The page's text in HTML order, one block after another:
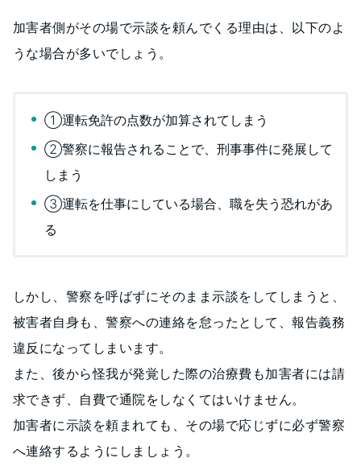
加害者側がその場で示談を頼んでくる理由は、以下のよ
うな場合が多いでしょう。
①運転免許の点数が加算されてしまう
②警察に報告されることで、刑事事件に発展して
しまう
③運転を仕事にしている場合、職を失う恐れがあ
る
しかし、警察を呼ばずにそのまま示談をしてしまうと、
被害者自身も、警察への連絡を怠ったとして、報告義務
違反になってしまいます。
また、後から怪我が発覚した際の治療費も加害者には請
求できず、自費で通院をしなくてはいけません。
加害者に示談を頼まれても、その場で応じずに必ず警察
へ連絡するようにしましょう。